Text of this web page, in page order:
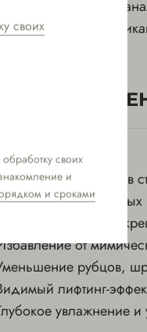
их. После сеанса
не вызывая
признаков
пигментных
Улучшение роста и
от
рубцов,
лифтинг-
увлажнение
своих
своих
и
и сроками